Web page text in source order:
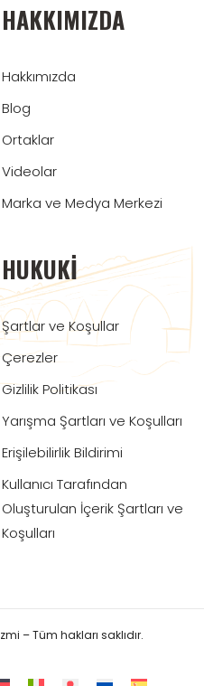
HAKKIMIZDA
Hakkımızda
Blog
Ortaklar
Videolar
Marka ve Medya Merkezi
HUKUKI
Şartlar ve Koşullar
Çerezler
Gizlilik Politikası
Yarışma Şartları ve Koşulları
Erişilebilirlik Bildirimi
Kullanıcı Tarafından
Oluşturulan İçerik Şartları ve
Koşulları
– Tüm hakları saklıdır.